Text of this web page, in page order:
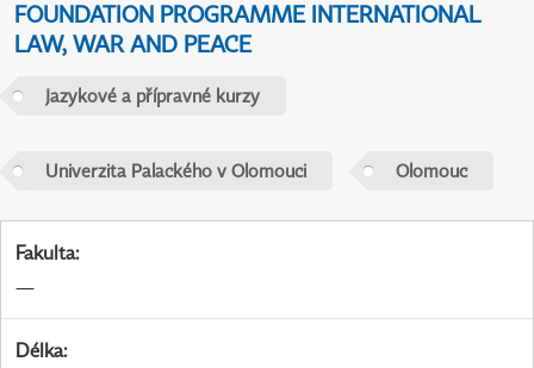
FOUNDATION PROGRAMME INTERNATIONAL
LAW, WAR AND PEACE
Jazykové a přípravné kurzy
Univerzita Palackého v Olomouci Olomouc
Fakulta:
—
Délka: